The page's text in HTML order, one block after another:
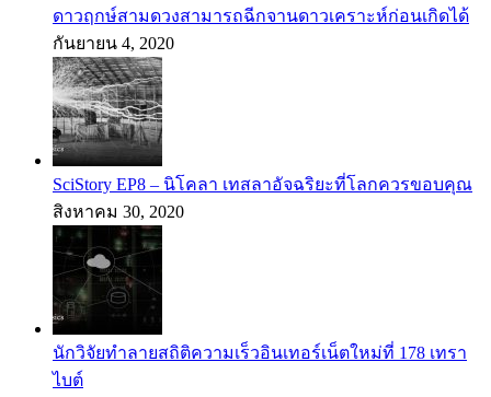
ดาวฤกษ์สามดวงสามารถฉีกจานดาวเคราะห์ก่อนเกิดได้
กันยายน 4, 2020
SciStory EP8 – นิโคลา เทสลาอัจฉริยะที่โลกควรขอบคุณ
สิงหาคม 30, 2020
นักวิจัยทำลายสถิติความเร็วอินเทอร์เน็ตใหม่ที่ 178 เทรา
ไบต์